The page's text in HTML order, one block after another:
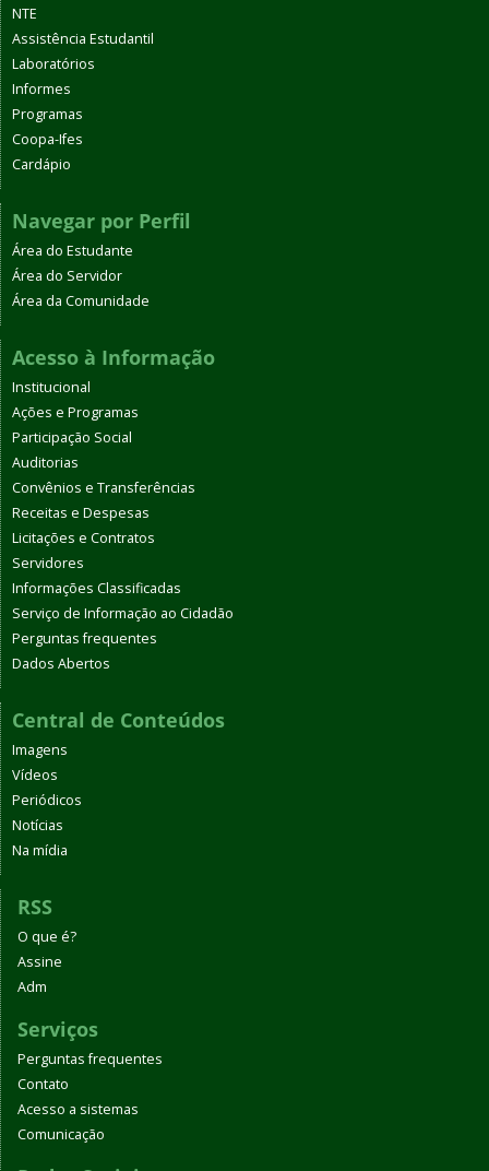
NTE
Assistência Estudantil
Laboratórios
Informes
Programas
Coopa-Ifes
Cardápio
Navegar por Perfil
Área do Estudante
Área do Servidor
Área da Comunidade
Acesso à Informação
Institucional
Ações e Programas
Participação Social
Auditorias
Convênios e Transferências
Receitas e Despesas
Licitações e Contratos
Servidores
Informações Classificadas
Serviço de Informação ao Cidadão
Perguntas frequentes
Dados Abertos
Central de Conteúdos
Imagens
Vídeos
Periódicos
Notícias
Na mídia
RSS
O que é?
Assine
Adm
Serviços
Perguntas frequentes
Contato
Acesso a sistemas
Comunicação